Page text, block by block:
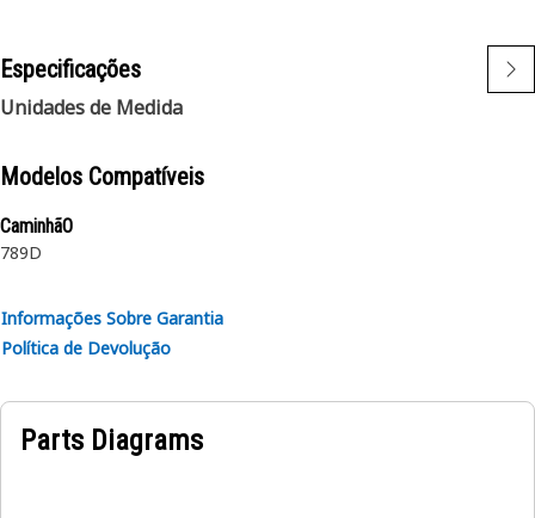
Especificações
Unidades de Medida
Modelos Compatíveis
CaminhãO
789D
Informações Sobre Garantia
Política de Devolução
Parts Diagrams